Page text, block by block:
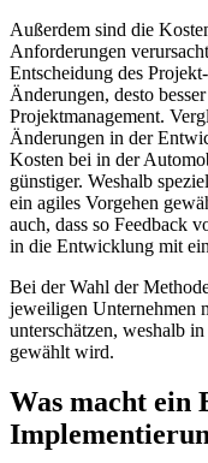
Außerdem sind die
Anforderungen
Entscheidung des
Änderungen, desto
Projektmanagement.
Änderungen in der
Kosten bei in der
günstiger. Weshalb
ein agiles Vorgehen
auch, dass so Feedback
in die Entwicklung mit
Bei der Wahl der
jeweiligen Unternehmen
unterschätzen, weshalb
gewählt wird.
Was macht ein